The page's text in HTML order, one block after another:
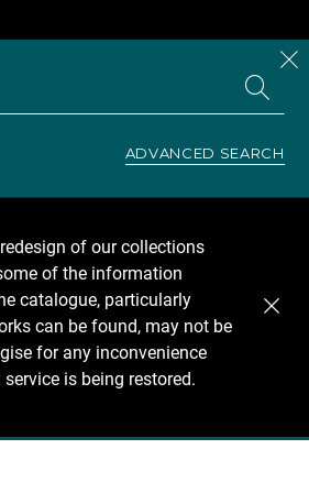
ADVANCED SEARCH
of our collections
of the information
catalogue, particularly
can be found, may not be
for any inconvenience
is being restored.